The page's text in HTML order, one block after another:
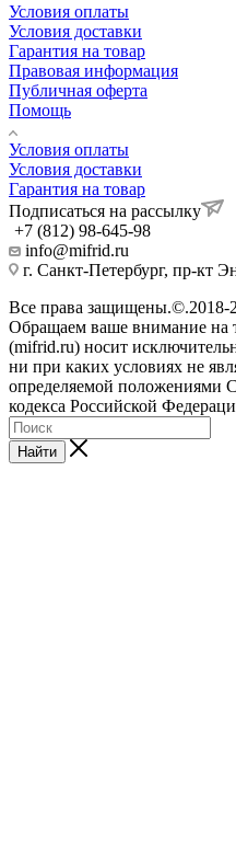
Условия оплаты
Условия доставки
Гарантия на товар
Правовая информация
Публичная оферта
Помощь
Условия оплаты
Условия доставки
Гарантия на товар
Подписаться на рассылку
+7 (812) 98-645-98
info@mifrid.ru
г. Санкт-Петербург, пр-кт
Все права
Обращаем ваше внимание на
(mifrid.ru) носит
ни при каких условиях не
определяемой положениями
кодекса Российской
Найти